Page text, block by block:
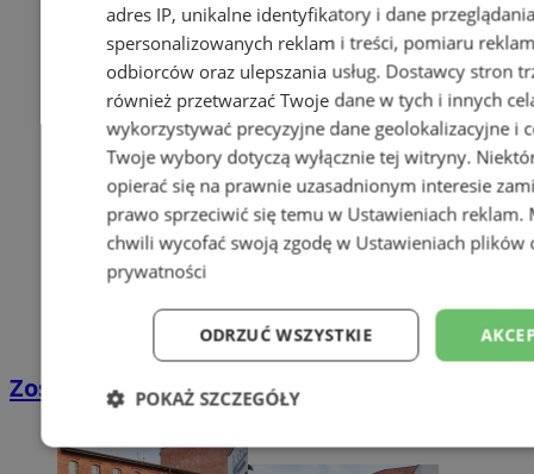
Zostań kierowcą w DPD
adres IP, unikalne identyfikatory i dane
spersonalizowanych reklam i treści, pomiaru
odbiorców oraz ulepszania usług. Dostawcy stron
również przetwarzać Twoje dane w tych i innych
wykorzystywać precyzyjne dane geolokalizacyjne i
Twoje wybory dotyczą wyłącznie tej witryny.
opierać się na prawnie uzasadnionym interesie
prawo sprzeciwić się temu w Ustawieniach reklam.
chwili wycofać swoją zgodę w Ustawieniach plików
prywatności
ODRZUĆ WSZYSTKIE
POKAŻ SZCZEGÓŁY
Niezbędne Wydajność